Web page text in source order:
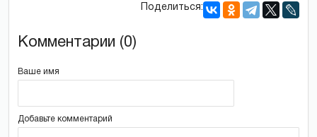
Поделиться:
Комментарии (0)
Ваше имя
Добавьте комментарий